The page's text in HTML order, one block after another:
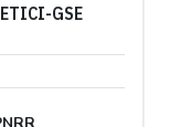
GSE